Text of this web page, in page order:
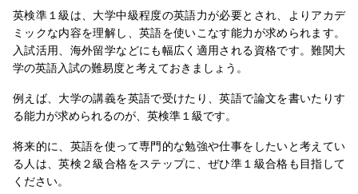
英検準１級は、大学中級程度の英語力が必要とされ、よりアカデ
ミックな内容を理解し、英語を使いこなす能力が求められます。
入試活用、海外留学などにも幅広く適用される資格です。難関大
学の英語入試の難易度と考えておきましょう。
例えば、大学の講義を英語で受けたり、英語で論文を書いたりす
る能力が求められるのが、英検準１級です。
将来的に、英語を使って専門的な勉強や仕事をしたいと考えてい
る人は、英検２級合格をステップに、ぜひ準１級合格も目指して
ください。